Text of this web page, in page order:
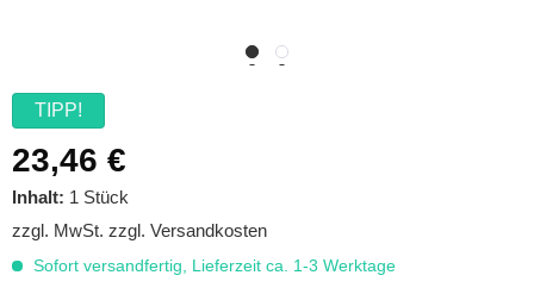
TIPP!
23,46 €
Inhalt: 1 Stück
zzgl. MwSt. zzgl. Versandkosten
Sofort versandfertig, Lieferzeit ca. 1-3 Werktage